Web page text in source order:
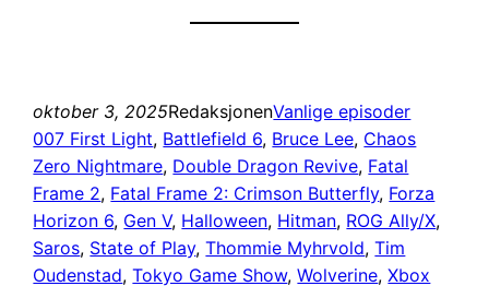
oktober 3, 2025RedaksjonenVanlige episoder
007 First Light, Battlefield 6, Bruce Lee, Chaos
Zero Nightmare, Double Dragon Revive, Fatal
Frame 2, Fatal Frame 2: Crimson Butterfly, Forza
Horizon 6, Gen V, Halloween, Hitman, ROG Ally/X
Saros, State of Play, Thommie Myhrvold, Tim
Oudenstad, Tokyo Game Show, Wolverine, Xbox